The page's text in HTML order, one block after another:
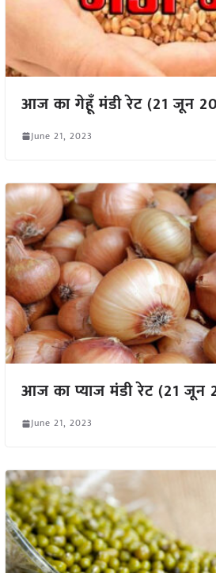
आज का गेहूँ मंडी रेट (21 जून
June 21, 2023
आज का प्याज मंडी रेट (21
June 21, 2023